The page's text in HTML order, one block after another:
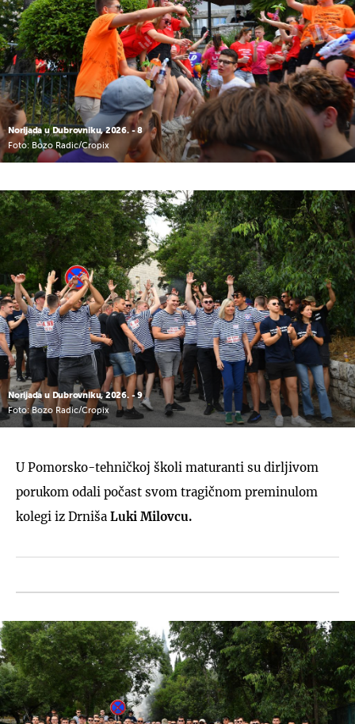
Norijada u Dubrovniku, 2026. - 8
Foto: Bozo Radic/Cropix
Norijada u Dubrovniku, 2026. - 9
Foto: Bozo Radic/Cropix
U Pomorsko-tehničkoj školi maturanti su dirljivom
porukom odali počast svom tragičnom preminulom
kolegi iz Drniša Luki Milovcu.